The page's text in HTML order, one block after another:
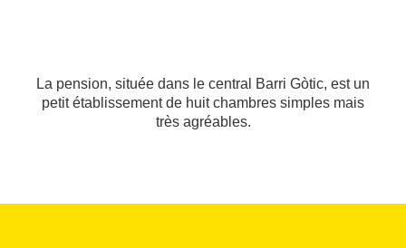
La pension, située dans le central Barri Gòtic, est un
petit établissement de huit chambres simples mais
très agréables.